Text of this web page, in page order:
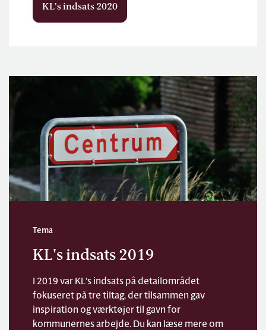
KL's indsats 2020
Tema
KL's indsats 2019
I 2019 var KL's indsats på detailområdet
fokuseret på tre tiltag, der tilsammen gav
inspiration og værktøjer til gavn for
kommunernes arbejde. Du kan læse mere om